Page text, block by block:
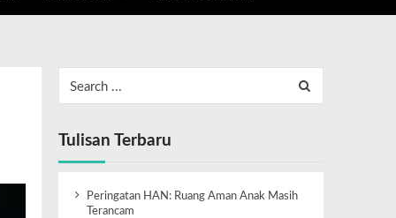
Tulisan Terbaru
Peringatan HAN: Ruang Aman Anak Masih
Terancam